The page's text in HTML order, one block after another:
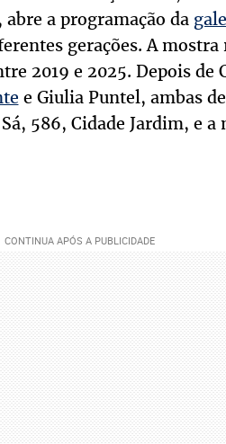
a programação da
gerações. A mostra
2019 e 2025. Depois de
e Giulia Puntel, ambas
586, Cidade Jardim, e